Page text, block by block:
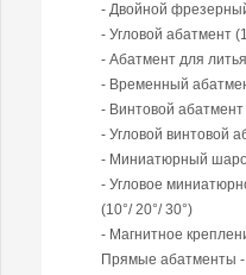
- Двойной
- Угловой абатмент
- Абатмент для
- Временный
- Винтовой абатмент
- Угловой винтовой
- Миниатюрный
- Угловое
(10°/ 20°/ 30°)
- Магнитное
Прямые абатменты -